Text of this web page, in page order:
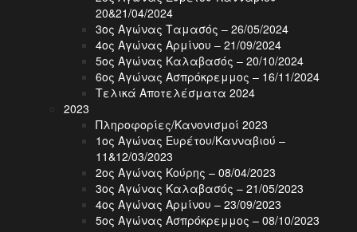
20&21/04/2024
3ος Αγώνας Ταμασός – 26/05/2024
4ος Αγώνας Αρμίνου – 21/09/2024
5ος Αγώνας Καλαβασός – 20/10/2024
6ος Αγώνας Ασπρόκρεμμος – 16/11/2024
Τελικά Αποτελέσματα 2024
2023
Πληροφορίες/Κανονισμοί 2023
1ος Αγώνας Ευρέτου/Κανναβιού –
11&12/03/2023
2ος Αγώνας Κούρης – 08/04/2023
3ος Αγώνας Καλαβασός – 21/05/2023
4ος Αγώνας Αρμίνου – 23/09/2023
5ος Αγώνας Ασπρόκρεμμος – 08/10/2023